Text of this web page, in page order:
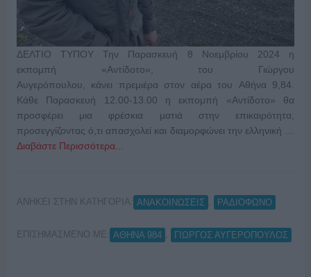
ΔΕΛΤΙΟ ΤΥΠΟΥ Την Παρασκευή 8 Νοεμβρίου 2024 η
εκπομπή «Αντίδοτο», του Γιώργου
Αυγερόπουλου, κάνει πρεμιέρα στον αέρα του Αθήνα 9,84.
Κάθε Παρασκευή 12.00-13.00 η εκπομπή «Αντίδοτο» θα
προσφέρει μια φρέσκια ματιά στην επικαιρότητα,
προσεγγίζοντας ό,τι απασχολεί και διαμορφώνει την ελληνική …
Διαβάστε Περισσότερα...
ΑΝΗΚΕΙ ΣΤΗΝ ΚΑΤΗΓΟΡΙΑ: ΑΝΑΚΟΙΝΩΣΕΙΣ ΡΑΔΙΟΦΩΝΟ
ΕΠΙΣΗΜΑΣΜΕΝΟ ΜΕ: ΑΘΗΝΑ 984 ΓΙΩΡΓΟΣ ΑΥΓΕΡΟΠΟΥΛΟΣ